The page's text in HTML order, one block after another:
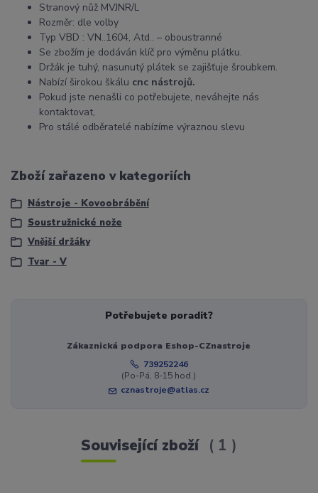
Stranový nůž MVJNR/L
Rozměr: dle volby
Typ VBD : VN..1604, Atd.. – oboustranné
Se zbožím je dodáván klíč pro výměnu plátku.
Držák je tuhý, nasunutý plátek se zajišťuje šroubkem.
Nabízí širokou škálu cnc nástrojů.
Pokud jste nenašli co potřebujete, neváhejte nás
kontaktovat,
Pro stálé odběratelé nabízíme výraznou slevu
Zboží zařazeno v kategoriích
Nástroje - Kovoobrábění
Soustružnické nože
Vnější držáky
Tvar - V
Potřebujete poradit?
Zákaznická podpora Eshop-CZnastroje
739252246
(Po-Pá, 8-15 hod.)
cznastroje@atlas.cz
Související zboží 1